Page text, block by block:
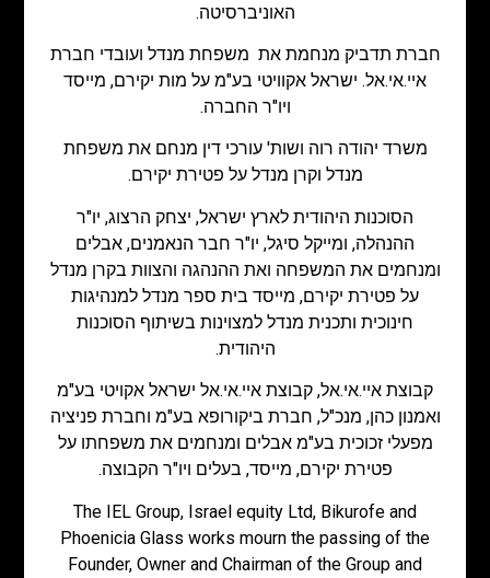
האוניברסיטה.
חברת תדביק מנחמת את משפחת מנדל ועובדי חברת
איי.אי.אל. ישראל אקוויטי בע"מ על מות יקירם, מייסד
ויו"ר החברה.
משרד יהודה רוה ושות' עורכי דין מנחם את משפחת
מנדל וקרן מנדל על פטירת יקירם.
הסוכנות היהודית לארץ ישראל, יצחק הרצוג, יו"ר
ההנהלה, ומייקל סיגל, יו"ר חבר הנאמנים, אבלים
ומנחמים את המשפחה ואת ההנהגה והצוות בקרן מנדל
על פטירת יקירם, מייסד בית ספר מנדל למנהיגות
חינוכית ותכנית מנדל למצוינות בשיתוף הסוכנות
היהודית.
קבוצת איי.אי.אל, קבוצת איי.אי.אל ישראל אקויטי בע"מ
ואמנון כהן, מנכ"ל, חברת ביקורופא בע"מ וחברת פניציה
מפעלי זכוכית בע"מ אבלים ומנחמים את משפחתו על
פטירת יקירם, מייסד, בעלים ויו"ר הקבוצה.
The IEL Group, Israel equity Ltd, Bikurofe and
Phoenicia Glass works mourn the passing of the
Founder, Owner and Chairman of the Group and